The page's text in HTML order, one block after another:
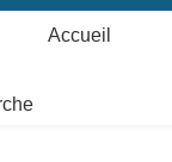
Accueil